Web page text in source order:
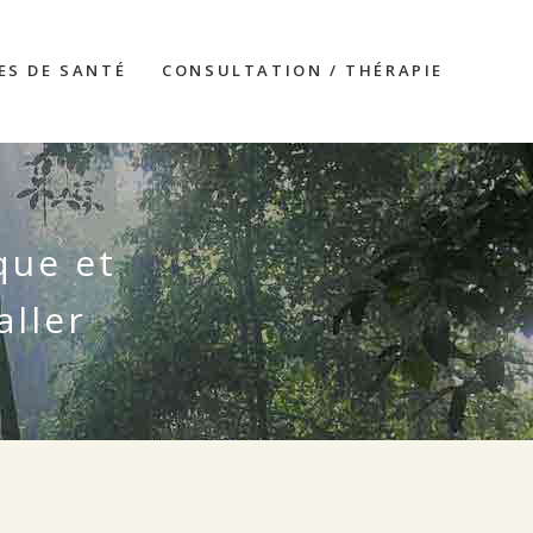
DE SANTÉ CONSULTATION / THÉRAPIE
et